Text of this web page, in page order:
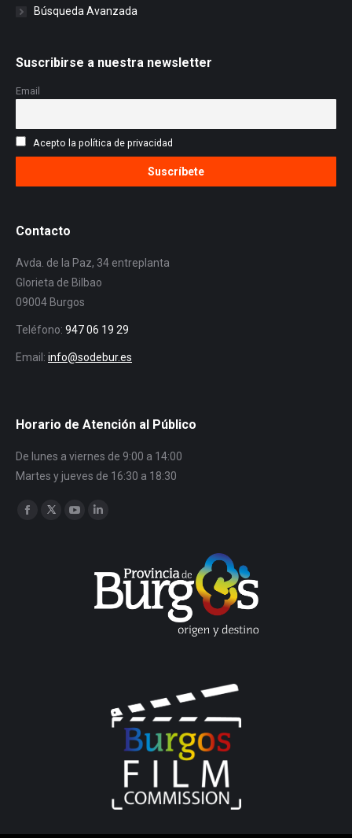
Búsqueda Avanzada
Suscribirse a nuestra newsletter
Email
Acepto la política de privacidad
Contacto
Avda. de la Paz, 34 entreplanta
Glorieta de Bilbao
09004 Burgos
Teléfono: 947 06 19 29
Email: info@sodebur.es
Horario de Atención al Público
De lunes a viernes de 9:00 a 14:00
Martes y jueves de 16:30 a 18:30
Encuéntranos en: